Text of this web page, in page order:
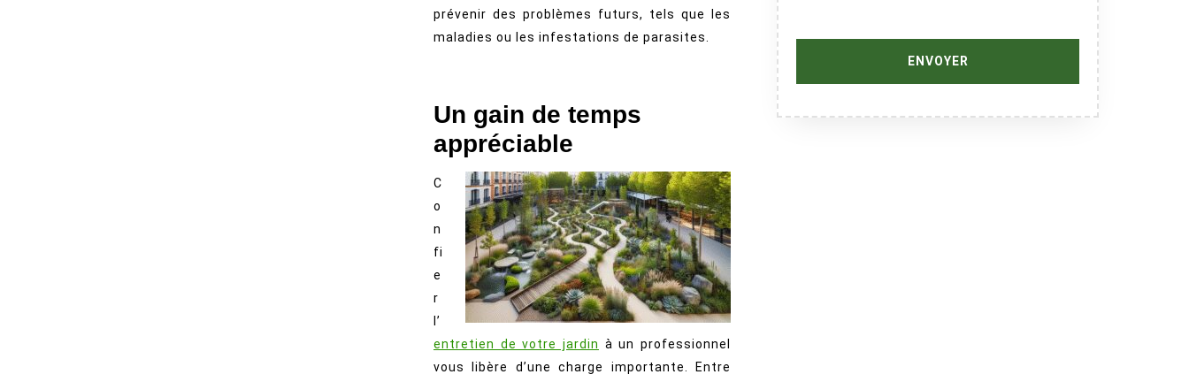
prévenir des problèmes futurs, tels que les
maladies ou les infestations de parasites.
Un gain de temps
appréciable
C
o
n
fi
e
r
l’
entretien de votre jardin à un professionnel
vous libère d’une charge importante. Entre